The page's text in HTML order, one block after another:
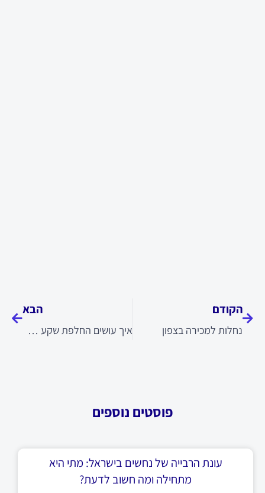
הקודם
נחלות למכירה בצפון
הבא
איך עושים החלפת שקע חשמל?
פוסטים נוספים
עונת הרבייה של נחשים בישראל: מתי היא
מתחילה ומה חשוב לדעת?